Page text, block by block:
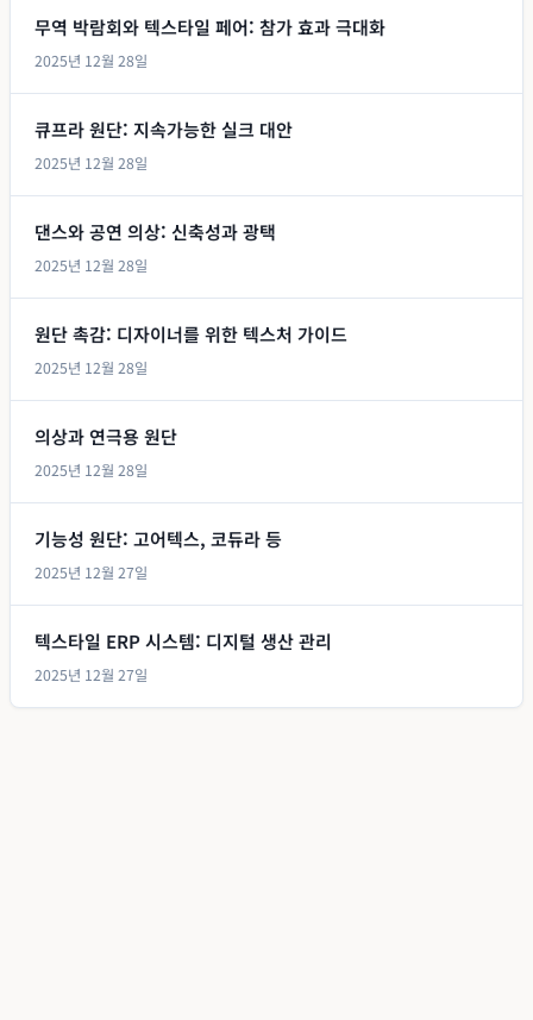
무역 박람회와 텍스타일 페어: 참가 효과 극대화
2025년 12월 28일
큐프라 원단: 지속가능한 실크 대안
2025년 12월 28일
댄스와 공연 의상: 신축성과 광택
2025년 12월 28일
원단 촉감: 디자이너를 위한 텍스처 가이드
2025년 12월 28일
의상과 연극용 원단
2025년 12월 28일
기능성 원단: 고어텍스, 코듀라 등
2025년 12월 27일
텍스타일 ERP 시스템: 디지털 생산 관리
2025년 12월 27일